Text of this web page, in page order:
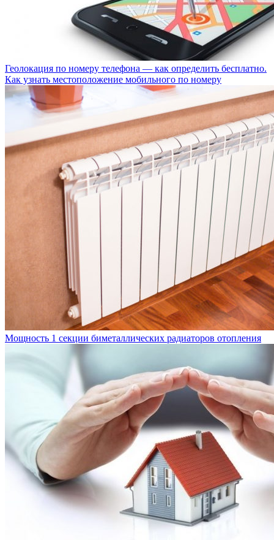
Геолокация по номеру телефона — как определить бесплатно.
Как узнать местоположение мобильного по номеру
Мощность 1 секции биметаллических радиаторов отопления